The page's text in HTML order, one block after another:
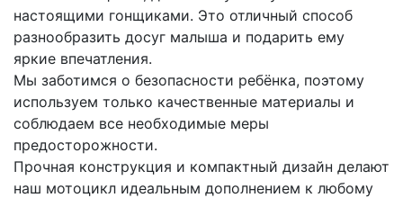
настоящими гонщиками. Это отличный способ
разнообразить досуг малыша и подарить ему
яркие впечатления.
Мы заботимся о безопасности ребёнка, поэтому
используем только качественные материалы и
соблюдаем все необходимые меры
предосторожности.
Прочная конструкция и компактный дизайн делают
наш мотоцикл идеальным дополнением к любому